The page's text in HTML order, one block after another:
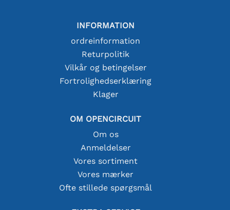
INFORMATION
ordreinformation
Returpolitik
Vilkår og betingelser
Fortrolighedserklæring
Klager
OM OPENCIRCUIT
Om os
Anmeldelser
Vores sortiment
Vores mærker
Ofte stillede spørgsmål